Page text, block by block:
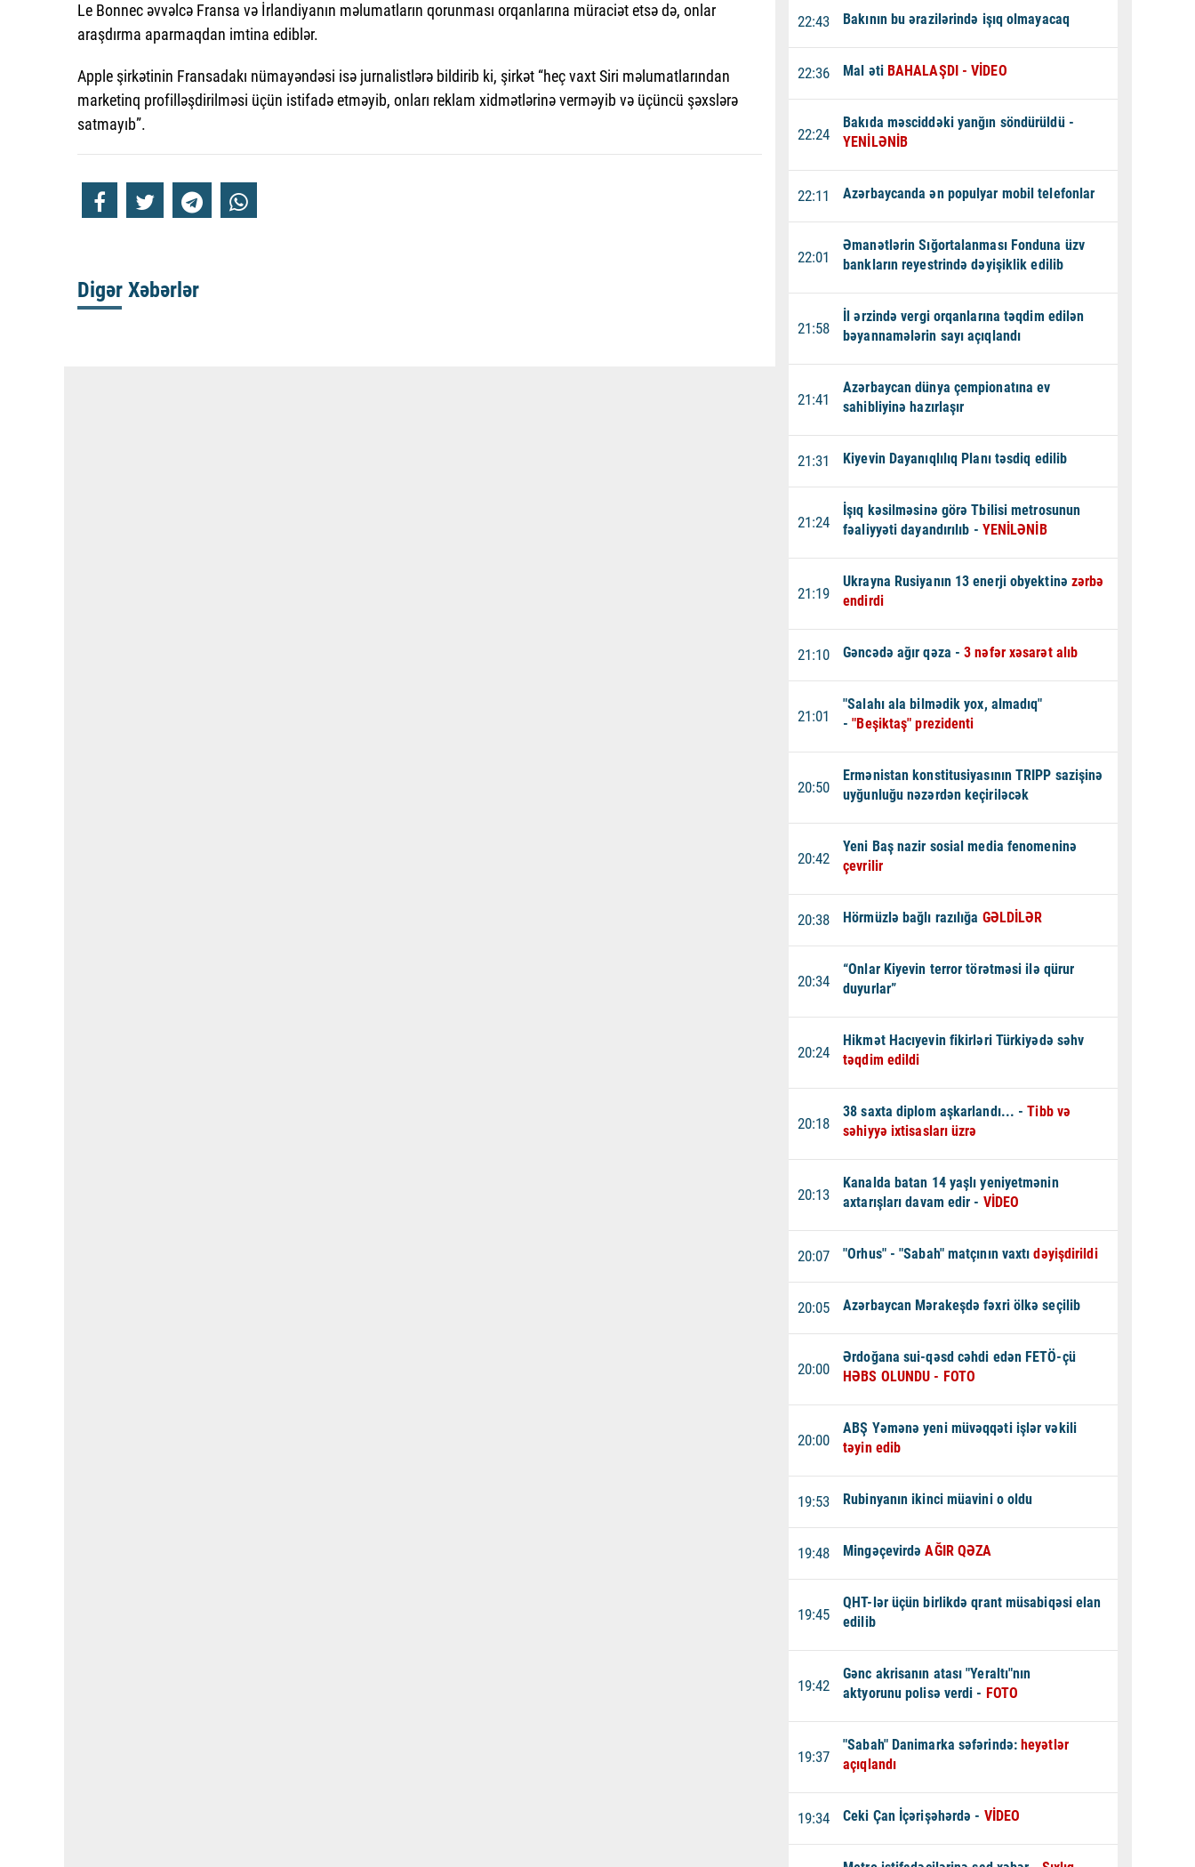
Le Bonnec əvvəlcə Fransa və İrlandiyanın məlumatların qorunması orqanlarına müraciət etsə də, onlar
araşdırma aparmaqdan imtina ediblər.
Apple şirkətinin Fransadakı nümayəndəsi isə jurnalistlərə bildirib ki, şirkət “heç vaxt Siri məlumatlarından
marketinq profilləşdirilməsi üçün istifadə etməyib, onları reklam xidmətlərinə verməyib və üçüncü şəxslərə
satmayıb”.
Digər Xəbərlər
22:43 Bakının bu ərazilərində işıq olmayacaq
22:36 Mal əti BAHALAŞDI - VİDEO
22:24
Bakıda məsciddəki yanğın söndürüldü -
YENİLƏNİB
22:11 Azərbaycanda ən populyar mobil telefonlar
22:01
Əmanətlərin Sığortalanması Fonduna üzv
bankların reyestrində dəyişiklik edilib
21:58
İl ərzində vergi orqanlarına təqdim edilən
bəyannamələrin sayı açıqlandı
21:41
Azərbaycan dünya çempionatına ev
sahibliyinə hazırlaşır
21:31 Kiyevin Dayanıqlılıq Planı təsdiq edilib
21:24
İşıq kəsilməsinə görə Tbilisi metrosunun
fəaliyyəti dayandırılıb - YENİLƏNİB
21:19
Ukrayna Rusiyanın 13 enerji obyektinə zərbə
endirdi
21:10 Gəncədə ağır qəza - 3 nəfər xəsarət alıb
21:01
"Salahı ala bilmədik yox, almadıq"
-"Beşiktaş" prezidenti
20:50
Ermənistan konstitusiyasının TRIPP sazişinə
uyğunluğu nəzərdən keçiriləcək
20:42
Yeni Baş nazir sosial media fenomeninə
çevrilir
20:38 Hörmüzlə bağlı razılığa GƏLDİLƏR
20:34
“Onlar Kiyevin terror törətməsi ilə qürur
duyurlar”
20:24
Hikmət Hacıyevin fikirləri Türkiyədə səhv
təqdim edildi
20:18
38 saxta diplom aşkarlandı... -Tibb və
səhiyyə ixtisasları üzrə
20:13
Kanalda batan 14 yaşlı yeniyetmənin
axtarışları davam edir - VİDEO
20:07 "Orhus" - "Sabah" matçının vaxtıdəyişdirildi
20:05 Azərbaycan Mərakeşdə fəxri ölkə seçilib
20:00
Ərdoğana sui-qəsd cəhdi edən FETÖ-çü
HƏBS OLUNDU - FOTO
20:00
ABŞ Yəmənə yeni müvəqqəti işlər vəkili
təyin edib
19:53 Rubinyanın ikinci müavini o oldu
19:48 MingəçevirdəAĞIR QƏZA
19:45
QHT-lər üçün birlikdə qrant müsabiqəsi elan
edilib
19:42
Gənc akrisanın atası "Yeraltı"nın
aktyorunu polisə verdi - FOTO
19:37
"Sabah" Danimarka səfərində:heyətlər
açıqlandı
19:34 Ceki Çan İçərişəhərdə - VİDEO